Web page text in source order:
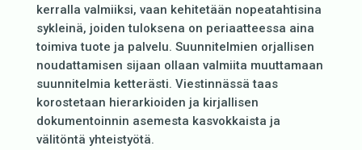
kerralla valmiiksi, vaan kehitetään nopeatahtisina
sykleinä, joiden tuloksena on periaatteessa aina
toimiva tuote ja palvelu. Suunnitelmien orjallisen
noudattamisen sijaan ollaan valmiita muuttamaan
suunnitelmia ketterästi. Viestinnässä taas
korostetaan hierarkioiden ja kirjallisen
dokumentoinnin asemesta kasvokkaista ja
välitöntä yhteistyötä.